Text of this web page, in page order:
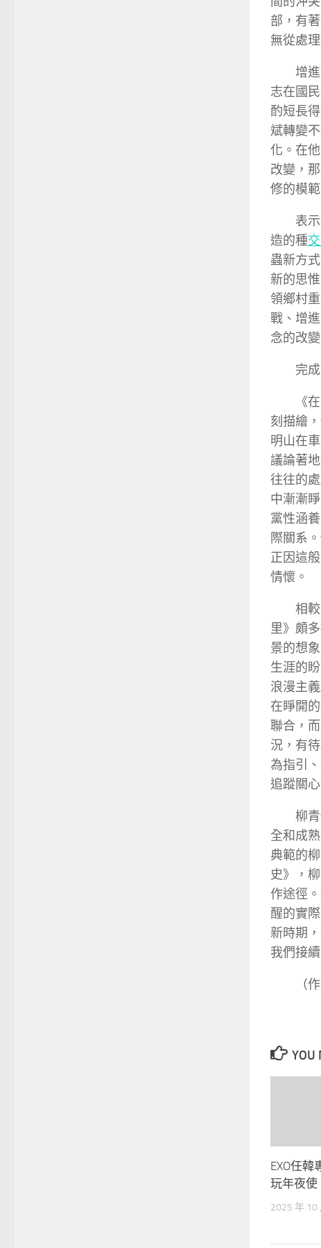
部，有
無從處
增
志在國
酌短長
斌轉變
化。在
改變，
修的模
表
造的種
蟲新方
新的思
領鄉村
戰、增
念的改
完
《
刻描繪
明山在
議論著
往往的
中漸漸
黨性涵
際關系
正因這
情懷。
相
里》頗
景的想
生涯的
浪漫主
在睜開
聯合，
況，有
為指引
追蹤關
柳
全和成
典範的
史》，
作途徑
醒的實
新時期
我們接
（
YOU
EXO任韓
玩年夜使
2025 年 10